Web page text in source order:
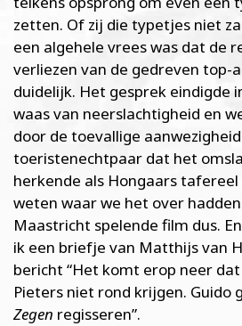
zetten. Of zij die typetjes niet
een algehele vrees was dat de
verliezen van de gedreven top-
duidelijk. Het gesprek eindigde
waas van neerslachtigheid en
door de toevallige
toeristenechtpaar dat het
herkende als Hongaars
weten waar we het over
Maastricht spelende film dus.
ik een briefje van Matthijs van
bericht “Het komt erop neer
Pieters niet rond krijgen. Guido
Zegen regisseren”.